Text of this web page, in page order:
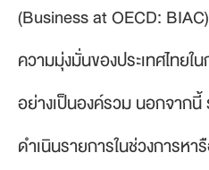
(Business at OECD:
ความมุ่งมั่นของประเทศไทยใ
อย่างเป็นองค์รวม นอกจากนี้
ดำเนินรายการในช่วงการห